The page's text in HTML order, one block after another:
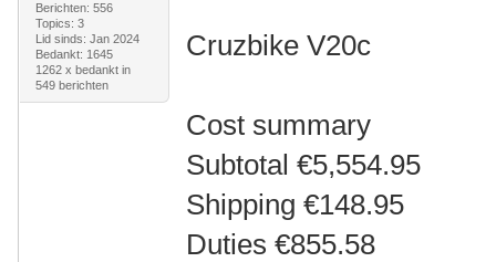
Berichten: 556
Topics: 3
Lid sinds: Jan 2024
Bedankt: 1645
1262 x bedankt in
549 berichten
Cruzbike V20c
Cost summary
Subtotal €5,554.95
Shipping €148.95
Duties €855.58